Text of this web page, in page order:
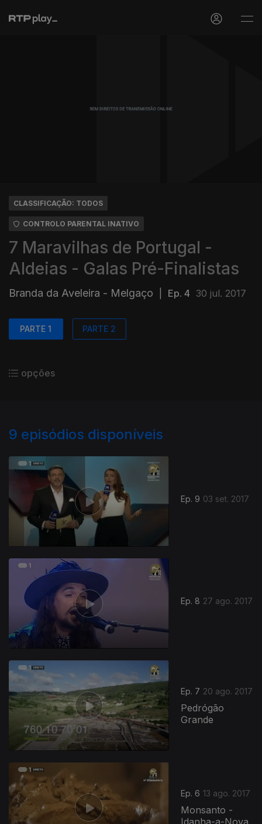
CLASSIFICAÇÃO: TODOS
CONTROLO PARENTAL INATIVO
7 Maravilhas de Portugal -
Aldeias - Galas Pré-Finalistas
Branda da Aveleira - Melgaço Ep. 4 30 jul. 2017
PARTE 1 PARTE 2
opções
9 episódios disponíveis
Ep. 9 03 set. 2017
Ep. 8 27 ago. 2017
Ep. 7 20 ago. 2017
Pedrógão
Grande
Ep. 6 13 ago. 2017
Monsanto -